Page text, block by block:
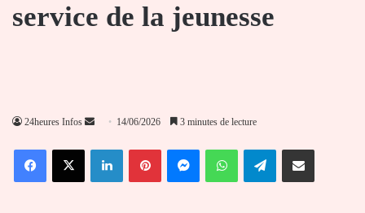
service de la jeunesse
24heures Infos
Envoyer
courriel
14/06/2026 3 minutes de lecture
FacebookX LinkedinPinterestMessengerWhatsAppTelegramPartager par email